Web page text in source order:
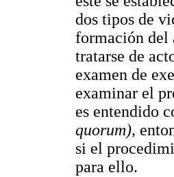
dos tipos de
formación del
tratarse de
examen de
examinar el
es entendido
quorum),
si el
para ello.